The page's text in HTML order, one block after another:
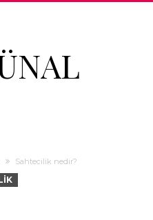
Sahtecilik nedir?